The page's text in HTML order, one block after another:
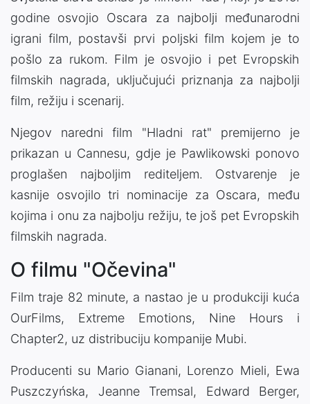
godine osvojio Oscara za najbolji međunarodni
igrani film, postavši prvi poljski film kojem je to
pošlo za rukom. Film je osvojio i pet Evropskih
filmskih nagrada, uključujući priznanja za najbolji
film, režiju i scenarij.
Njegov naredni film "Hladni rat" premijerno je
prikazan u Cannesu, gdje je Pawlikowski ponovo
proglašen najboljim rediteljem. Ostvarenje je
kasnije osvojilo tri nominacije za Oscara, među
kojima i onu za najbolju režiju, te još pet Evropskih
filmskih nagrada.
O filmu "Očevina"
Film traje 82 minute, a nastao je u produkciji kuća
OurFilms, Extreme Emotions, Nine Hours i
Chapter2, uz distribuciju kompanije Mubi.
Producenti su Mario Gianani, Lorenzo Mieli, Ewa
Puszczyńska, Jeanne Tremsal, Edward Berger,